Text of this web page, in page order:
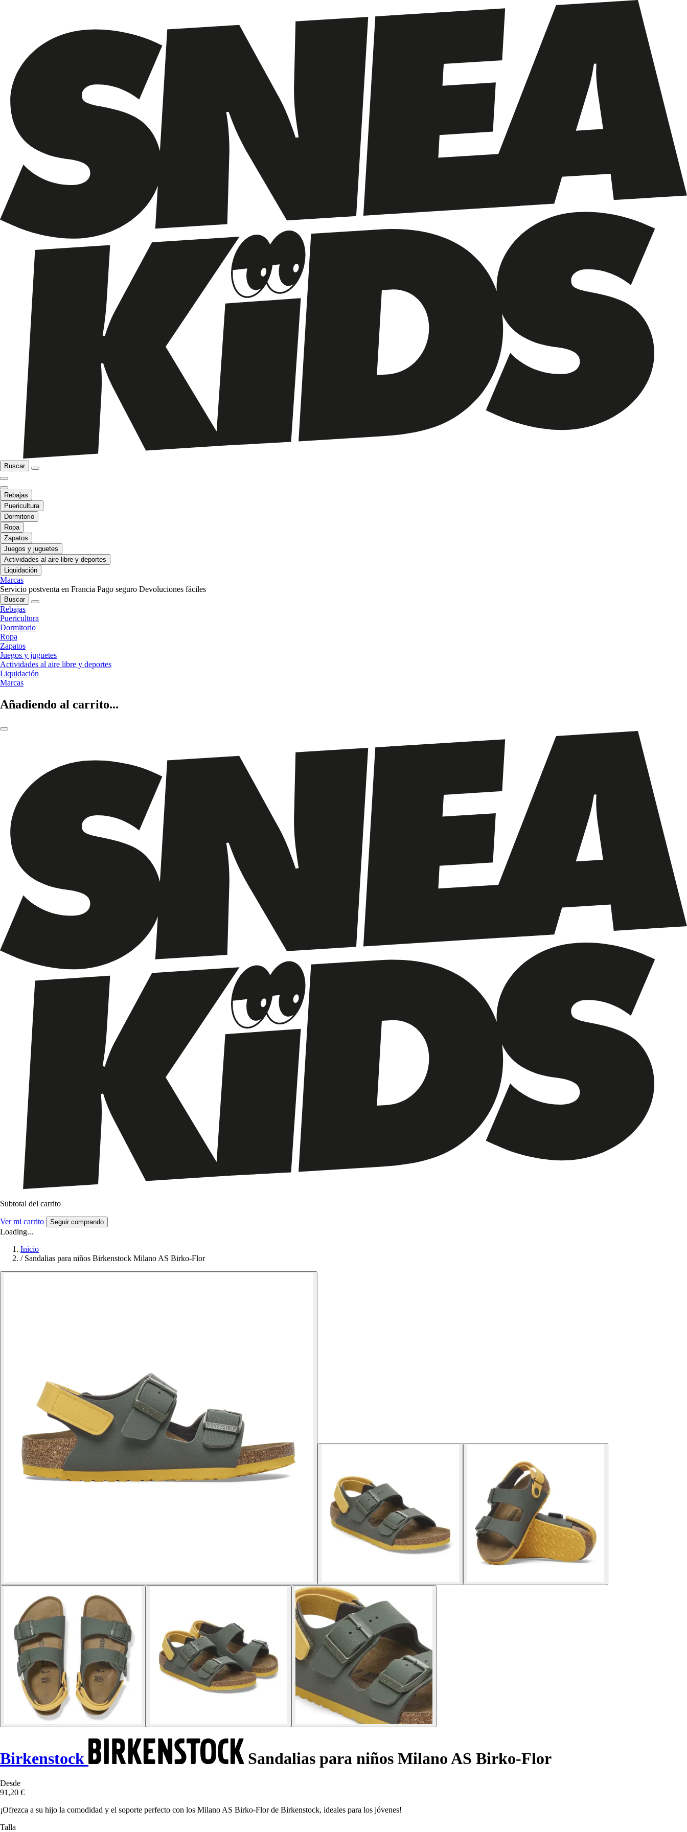
Buscar
Rebajas
Puericultura
Dormitorio
Ropa
Zapatos
Juegos y juguetes
Actividades al aire libre y deportes
Liquidación
Marcas
Servicio postventa en Francia Pago seguro Devoluciones fáciles
Buscar
Rebajas
Puericultura
Dormitorio
Ropa
Zapatos
Juegos y juguetes
Actividades al aire libre y deportes
Liquidación
Marcas
Añadiendo al carrito...
Subtotal del carrito
Ver mi carrito Seguir comprando
Loading...
Inicio
/ Sandalias para niños Birkenstock Milano AS Birko-Flor
Birkenstock Sandalias para niños Milano AS Birko-Flor
Desde
91,20 €
¡Ofrezca a su hijo la comodidad y el soporte perfecto con los Milano AS Birko-Flor de Birkenstock, ideales para los jóvenes!
Talla